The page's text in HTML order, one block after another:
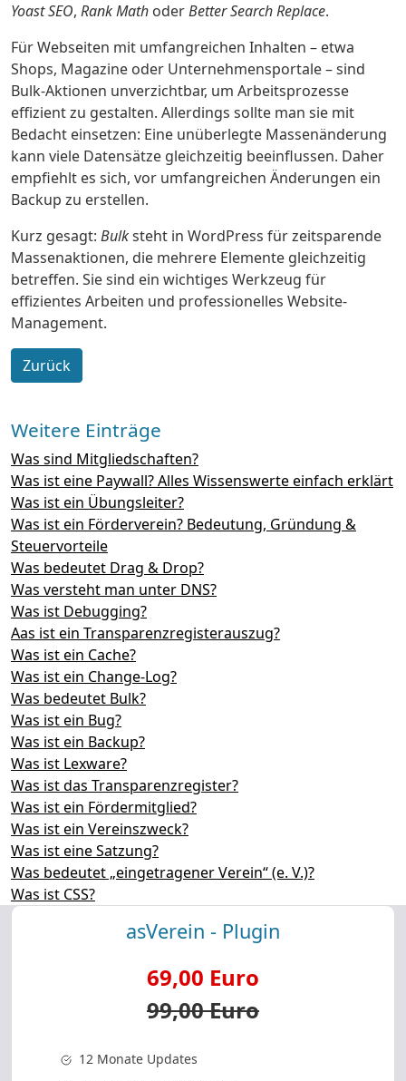
Yoast SEO, Rank Math oderBetter Search Replace.
Für Webseiten mit umfangreichen Inhalten – etwa
Shops, Magazine oder Unternehmensportale – sind
Bulk-Aktionen unverzichtbar, um Arbeitsprozesse
effizient zu gestalten. Allerdings sollte man sie mit
Bedacht einsetzen: Eine unüberlegte Massenänderung
kann viele Datensätze gleichzeitig beeinflussen. Daher
empfiehlt es sich, vor umfangreichen Änderungen ein
Backup zu erstellen.
Kurz gesagt: Bulksteht in WordPress fürzeitsparende
Massenaktionen, die mehrere Elemente gleichzeitig
betreffen. Sie sind ein wichtiges Werkzeug für
effizientes Arbeiten und professionelles Website-
Management.
Zurück
Weitere Einträge
Was sind Mitgliedschaften?
Was ist eine Paywall? Alles Wissenswerte einfach erklärt
Was ist ein Übungsleiter?
Was ist ein Förderverein? Bedeutung, Gründung &
Steuervorteile
Was bedeutet Drag & Drop?
Was versteht man unter DNS?
Was ist Debugging?
Aas ist ein Transparenzregisterauszug?
Was ist ein Cache?
Was ist ein Change-Log?
Was bedeutet Bulk?
Was ist ein Bug?
Was ist ein Backup?
Was ist Lexware?
Was ist das Transparenzregister?
Was ist ein Fördermitglied?
Was ist ein Vereinszweck?
Was ist eine Satzung?
Was bedeutet „eingetragener Verein“ (e. V.)?
Was ist CSS?
asVerein - Plugin
69,00 Euro
99,00 Euro
12 Monate Updates